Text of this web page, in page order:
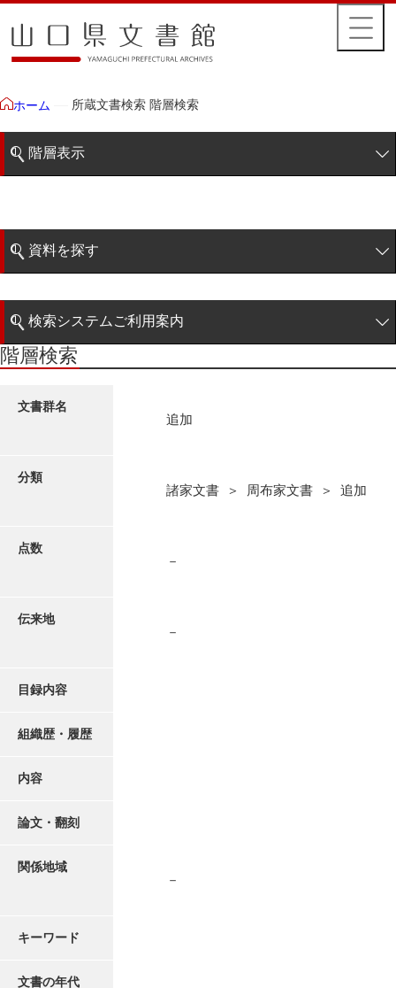
ホーム 所蔵文書検索 階層検索
階層表示
藩政文書
特定歴史公文書
諸家文書
資料を探す
階層検索
近代刊行写真帳類
検索システムご利用案内
検索システムの利用について
更新履歴
階層検索
文書群名
追加
分類
諸家文書 ＞ 周布家文書 ＞ 追加
点数
－
伝来地
－
目録内容
組織歴・履歴
内容
論文・翻刻
関係地域
－
キーワード
文書の年代